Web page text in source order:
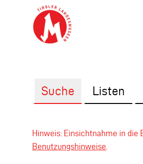
Suche Listen
Hinweis: Einsichtnahme in
Benutzungshinweise